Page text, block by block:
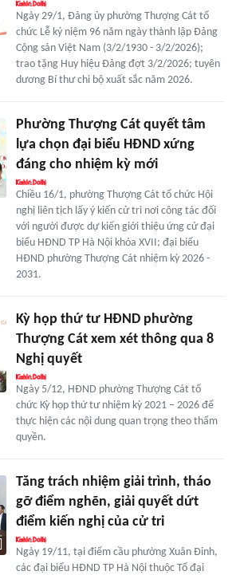
Ngày 29/1, Đảng ủy phường Thượng Cát tổ
chức Lễ kỷ niệm 96 năm ngày thành lập Đảng
Cộng sản Việt Nam (3/2/1930 - 3/2/2026);
trao tặng Huy hiệu Đảng đợt 3/2/2026; tuyên
dương Bí thư chi bộ xuất sắc năm 2026.
Phường Thượng Cát quyết tâm
lựa chọn đại biểu HĐND xứng
đáng cho nhiệm kỳ mới
Chiều 16/1, phường Thượng Cát tổ chức Hội
nghị liên tịch lấy ý kiến cử tri nơi công tác đối
với người được dự kiến giới thiệu ứng cử đại
biểu HĐND TP Hà Nội khóa XVII; đại biểu
HĐND phường Thượng Cát nhiệm kỳ 2026 -
2031.
Kỳ họp thứ tư HĐND phường
Thượng Cát xem xét thông qua 8
Nghị quyết
Ngày 5/12, HĐND phường Thượng Cát tổ
chức Kỳ họp thứ tư nhiệm kỳ 2021 – 2026 để
thực hiện các nội dung quan trọng theo thẩm
quyền.
Tăng trách nhiệm giải trình, tháo
gỡ điểm nghẽn, giải quyết dứt
điểm kiến nghị của cử tri
Ngày 19/11, tại điểm cầu phường Xuân Đỉnh,
các đại biểu HĐND TP Hà Nội thuộc Tổ đại